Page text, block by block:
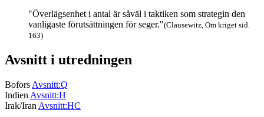
"Överlägsenhet i antal är såväl i taktiken som strategin den
vanligaste förutsättningen för seger."(Clausewitz, Om kriget sid.
163)
Avsnitt i utredningen
Bofors Avsnitt:Q
Indien Avsnitt:H
Irak/Iran Avsnitt:HC